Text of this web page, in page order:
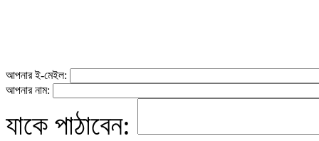
আপনার ই-মেইল:
আপনার নাম:
যাকে পাঠাবেন: